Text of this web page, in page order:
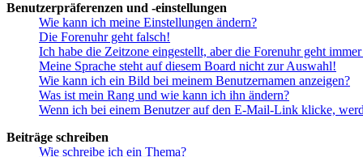
Benutzerpräferenzen und -einstellungen
Wie kann ich meine Einstellungen ändern?
Die Forenuhr geht falsch!
Ich habe die Zeitzone eingestellt, aber die Forenuhr geht
Meine Sprache steht auf diesem Board nicht zur Auswahl!
Wie kann ich ein Bild bei meinem Benutzernamen anzeigen?
Was ist mein Rang und wie kann ich ihn ändern?
Wenn ich bei einem Benutzer auf den E-Mail-Link klicke,
Beiträge schreiben
Wie schreibe ich ein Thema?